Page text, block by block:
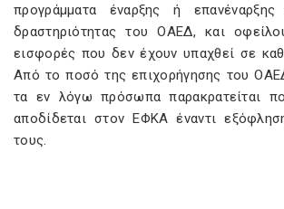
προγράμματα έναρξης ή επανέναρξης
δραστηριότητας του ΟΑΕΔ, και
εισφορές που δεν έχουν υπαχθεί σε
Από το ποσό της επιχορήγησης του
τα εν λόγω πρόσωπα παρακρατείται
αποδίδεται στον ΕΦΚΑ έναντι
τους.